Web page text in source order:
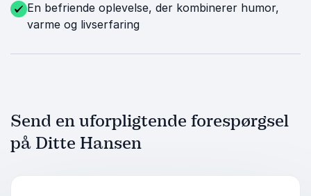
En befriende oplevelse, der kombinerer humor,
varme og livserfaring
Send en uforpligtende forespørgsel
på Ditte Hansen